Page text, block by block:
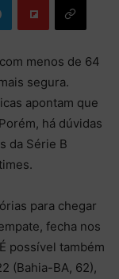
menos de 64
segura.
apontam que
há dúvidas
da Série B
para chegar
fecha nos
possível também
(Bahia-BA, 62),